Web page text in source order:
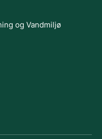
og Vandmiljø